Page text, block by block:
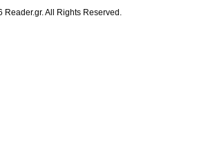
Reader.gr. All Rights Reserved.